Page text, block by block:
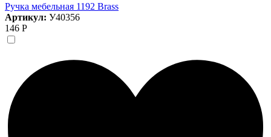
Ручка мебельная 1192 Brass
Артикул: У40356
146 Р